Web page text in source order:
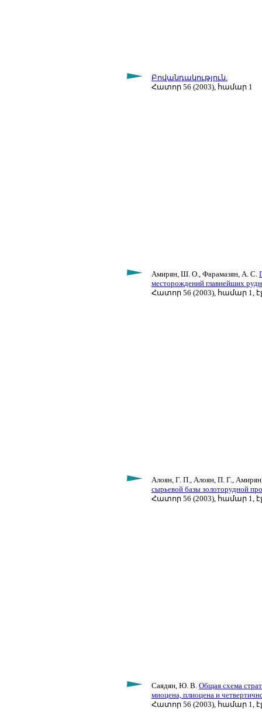
Բովանդակություն.
Հատոր 56 (2003), համար 1
Амирян, Ш. О., Фарамазян, А. С.
месторождений главнейших
Հատոր 56 (2003), համար 1,
Алоян, Г. П., Алоян, П. Г.,
сырьевой базы золоторудной
Հատոր 56 (2003), համար 1,
Саядян, Ю. В. Общая схема
миоцена, плиоцена и
Հատոր 56 (2003), համար 1,